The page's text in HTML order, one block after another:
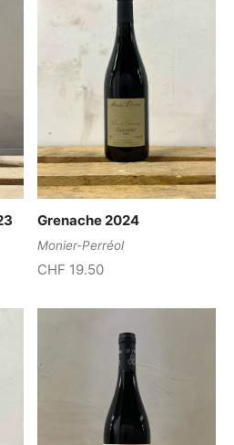
Grenache 2024
Monier-Perréol
CHF 19.50